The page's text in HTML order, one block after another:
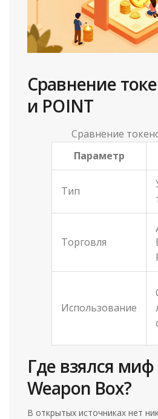
Сравнение
и POINT
Сравнение
Параметр
Тип
Торговля
Использование
Где взялся миф
Weapon Box?
В открытых источниках нет